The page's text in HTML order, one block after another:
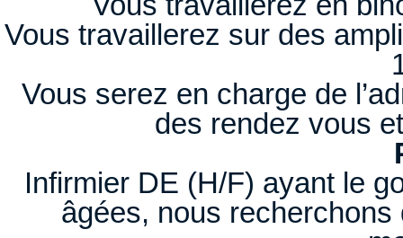
Vous travaillerez sur des
Vous serez en charge de
des rendez vous
Infirmier DE (H/F) ayant le
âgées, nous